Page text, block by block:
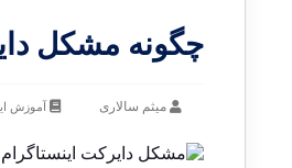
چگونه مشکل
میثم سالاری آموزش